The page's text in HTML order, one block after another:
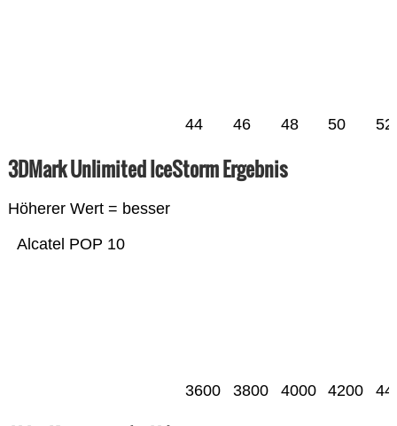
44 46 48 50 52
3DMark Unlimited IceStorm Ergebnis
Höherer Wert = besser
Alcatel POP 10
3600 3800 4000 4200